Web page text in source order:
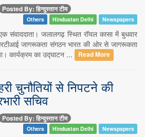
Posted By: हिन्दुस्तान टीम
Others Hindustan Delhi Newspapers
संवाददाता। जलालगढ़ स्थित रॉयल कासा में बुधवार
आरटीआई जागरूकता संगठन भारत की ओर से जागरूकता
कार्यक्रम का उद्घाटन ...
Read More
चुनौतियों से निपटने की
सचिव
Posted By: हिन्दुस्तान टीम
Others Hindustan Delhi Newspapers